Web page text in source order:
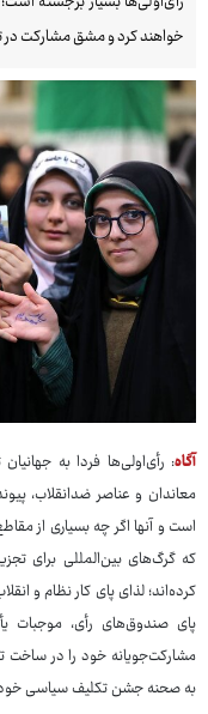
خواهند کرد و مشق مشارکت
آگاه: رأی‌اولی‌ها فردا به
معاندان و عناصر ضدانقلاب،
است و آنها اگر چه بسیاری از
که گرگ‌های بین‌المللی برای
کرده‌اند؛ لذای پای کار نظام و
پای صندوق‌های رأی، موجبات
مشارکت‌جویانه خود را در ساخت
به صحنه جشن تکلیف سیاسی